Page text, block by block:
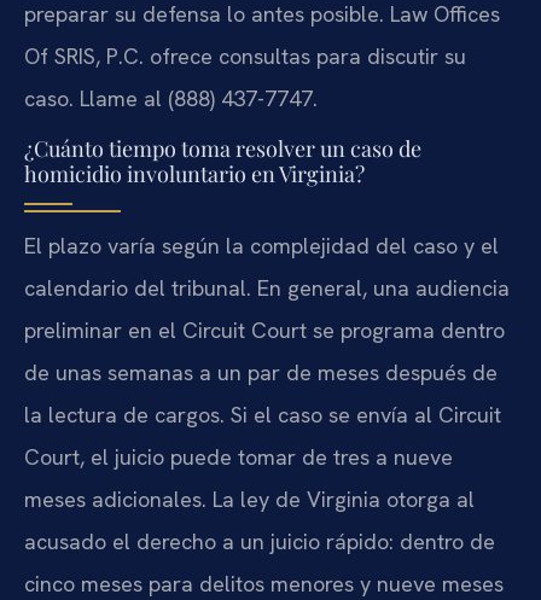
preparar su defensa lo antes posible. Law Offices
Of SRIS, P.C. ofrece consultas para discutir su
caso. Llame al (888) 437-7747.
¿Cuánto tiempo toma resolver un caso de
homicidio involuntario en Virginia?
El plazo varía según la complejidad del caso y el
calendario del tribunal. En general, una audiencia
preliminar en el Circuit Court se programa dentro
de unas semanas a un par de meses después de
la lectura de cargos. Si el caso se envía al Circuit
Court, el juicio puede tomar de tres a nueve
meses adicionales. La ley de Virginia otorga al
acusado el derecho a un juicio rápido: dentro de
cinco meses para delitos menores y nueve meses